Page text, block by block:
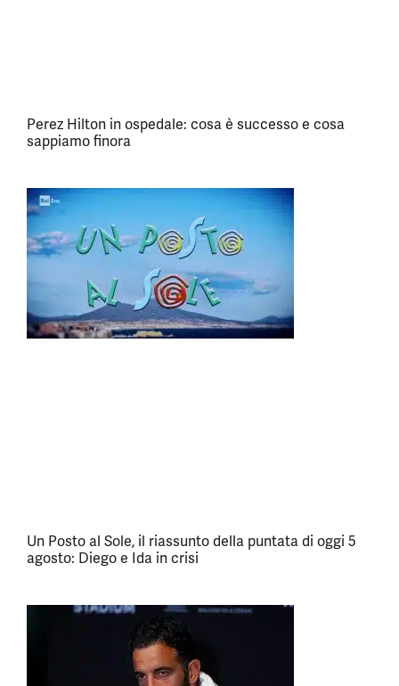
Perez Hilton in ospedale: cosa è successo e cosa
sappiamo finora
Un Posto al Sole, il riassunto della puntata di oggi 5
agosto: Diego e Ida in crisi